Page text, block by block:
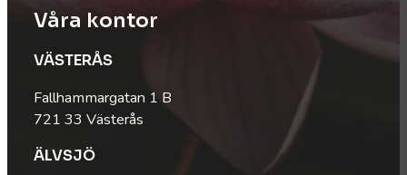
Våra kontor
VÄSTERÅS
Fallhammargatan 1 B
721 33 Västerås
ÄLVSJÖ